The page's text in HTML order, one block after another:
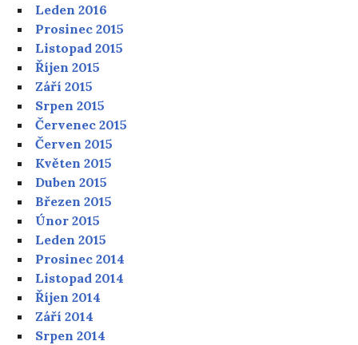
Leden 2016
Prosinec 2015
Listopad 2015
Říjen 2015
Září 2015
Srpen 2015
Červenec 2015
Červen 2015
Květen 2015
Duben 2015
Březen 2015
Únor 2015
Leden 2015
Prosinec 2014
Listopad 2014
Říjen 2014
Září 2014
Srpen 2014